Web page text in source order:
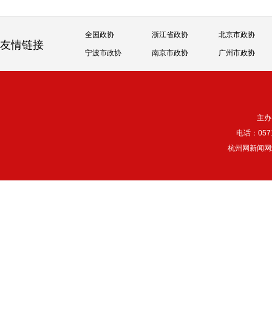
友情链接
全国政协 浙江省政协 北京市政协
宁波市政协 南京市政协 广州市政协
主
电话：
杭州网新闻